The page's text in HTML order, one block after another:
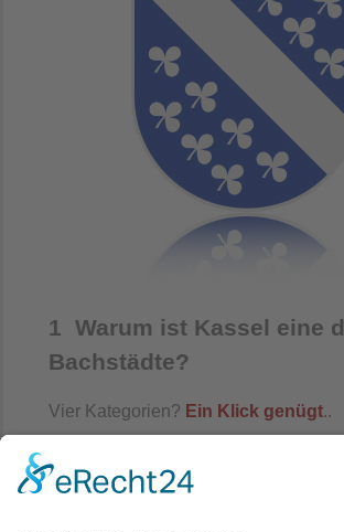
1 Warum ist Kassel eine
Bachstädte?
Vier Kategorien? Ein Klick genügt..
überliefert, die erzusammen mit
unternahm. Sie führte ihn nach